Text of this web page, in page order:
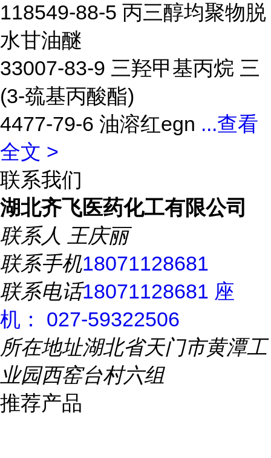
118549-88-5 丙三醇均聚物脱
水甘油醚
33007-83-9 三羟甲基丙烷 三
(3-巯基丙酸酯)
4477-79-6 油溶红egn ...查看
全文 >
联系我们
湖北齐飞医药化工有限公司
联系人 王庆丽
联系手机18071128681
联系电话18071128681 座
机： 027-59322506
所在地址湖北省天门市黄潭工
业园西窑台村六组
推荐产品